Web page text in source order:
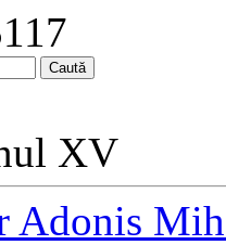
XV
Adonis